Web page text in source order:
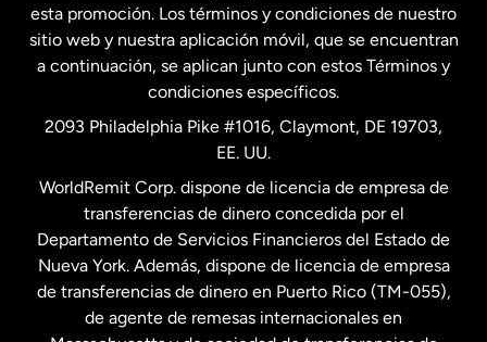
Nueva Zelanda
Países Bajos
Suecia
esta promoción. Los términos y condiciones de nuestro
sitio web y nuestra aplicación móvil, que se encuentran
a continuación, se aplican junto con estos Términos y
condiciones específicos.
2093 Philadelphia Pike #1016, Claymont, DE 19703,
EE. UU.
WorldRemit Corp. dispone de licencia de empresa de
transferencias de dinero concedida por el
Departamento de Servicios Financieros del Estado de
Nueva York. Además, dispone de licencia de empresa
de transferencias de dinero en Puerto Rico (TM-055),
de agente de remesas internacionales en